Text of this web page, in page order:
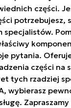
części.
potrzebujesz,
specjalistów.
pytania.
części na
tych rzadziej
wybierasz